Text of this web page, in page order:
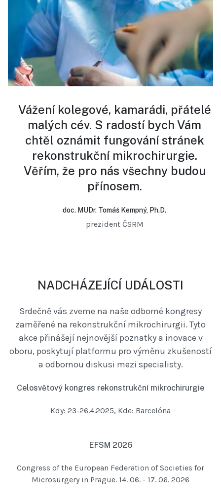
Vážení kolegové, kamarádi, přátelé
malých cév. S radostí bych Vám
chtěl oznámit fungování stránek
rekonstrukční mikrochirurgie.
Věřím, že pro nás všechny budou
přínosem.
doc. MUDr. Tomáš Kempný, Ph.D.
prezident ČSRM
NADCHÁZEJÍCÍ UDÁLOSTI
Srdečně vás zveme na naše odborné kongresy
zaměřené na rekonstrukční mikrochirurgii. Tyto
akce přinášejí nejnovější poznatky a inovace v
oboru, poskytují platformu pro výměnu zkušeností
a odbornou diskusi mezi specialisty.
Celosvětový kongres rekonstrukční mikrochirurgie
Kdy: 23-26.4.2025, Kde: Barcelóna
EFSM 2026
Congress of the European Federation of Societies for
Microsurgery in Prague. 14. 06. - 17. 06. 2026